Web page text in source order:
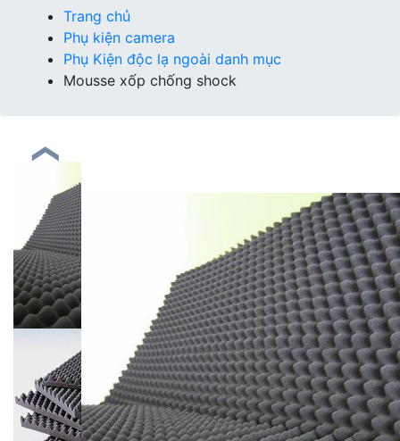
Trang chủ
Phụ kiện camera
Phụ Kiện độc lạ ngoài danh mục
Mousse xốp chống shock
❮